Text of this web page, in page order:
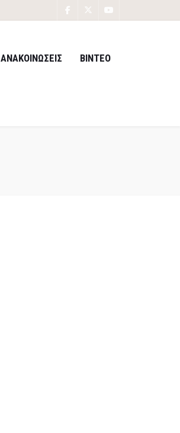
ΑΝΑΚΟΙΝΩΣΕΙΣ ΒΙΝΤΕΟ